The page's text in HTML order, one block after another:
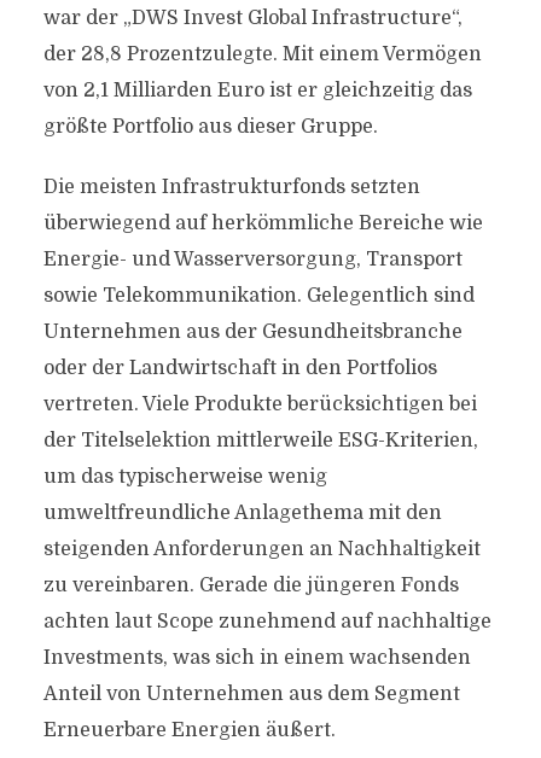
war der „DWS Invest Global Infrastructure“,
der 28,8 Prozentzulegte. Mit einem Vermögen
von 2,1 Milliarden Euro ist er gleichzeitig das
größte Portfolio aus dieser Gruppe.
Die meisten Infrastrukturfonds setzten
überwiegend auf herkömmliche Bereiche wie
Energie- und Wasserversorgung, Transport
sowie Telekommunikation. Gelegentlich sind
Unternehmen aus der Gesundheitsbranche
oder der Landwirtschaft in den Portfolios
vertreten. Viele Produkte berücksichtigen bei
der Titelselektion mittlerweile ESG-Kriterien,
um das typischerweise wenig
umweltfreundliche Anlagethema mit den
steigenden Anforderungen an Nachhaltigkeit
zu vereinbaren. Gerade die jüngeren Fonds
achten laut Scope zunehmend auf nachhaltige
Investments, was sich in einem wachsenden
Anteil von Unternehmen aus dem Segment
Erneuerbare Energien äußert.